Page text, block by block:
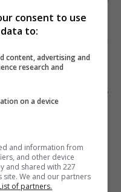
2021»
Следующий пост
НА АПРЕЛЬ
consent to use
to:
content, advertising and
research and
on a device
and information from
and other device
and shared with 227
site. We and our partners
of partners.